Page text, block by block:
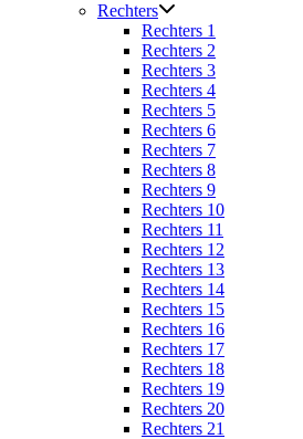
Rechters
Rechters 1
Rechters 2
Rechters 3
Rechters 4
Rechters 5
Rechters 6
Rechters 7
Rechters 8
Rechters 9
Rechters 10
Rechters 11
Rechters 12
Rechters 13
Rechters 14
Rechters 15
Rechters 16
Rechters 17
Rechters 18
Rechters 19
Rechters 20
Rechters 21